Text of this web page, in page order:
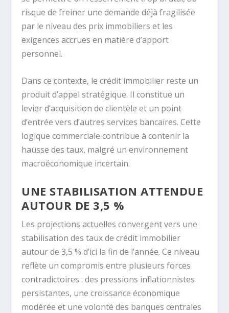
risque de freiner une demande déjà fragilisée
par le niveau des prix immobiliers et les
exigences accrues en matière d’apport
personnel.
Dans ce contexte, le crédit immobilier reste un
produit d’appel stratégique. Il constitue un
levier d’acquisition de clientèle et un point
d’entrée vers d’autres services bancaires. Cette
logique commerciale contribue à contenir la
hausse des taux, malgré un environnement
macroéconomique incertain.
UNE STABILISATION ATTENDUE
AUTOUR DE 3,5 %
Les projections actuelles convergent vers une
stabilisation des taux de crédit immobilier
autour de 3,5 % d’ici la fin de l’année. Ce niveau
reflète un compromis entre plusieurs forces
contradictoires : des pressions inflationnistes
persistantes, une croissance économique
modérée et une volonté des banques centrales